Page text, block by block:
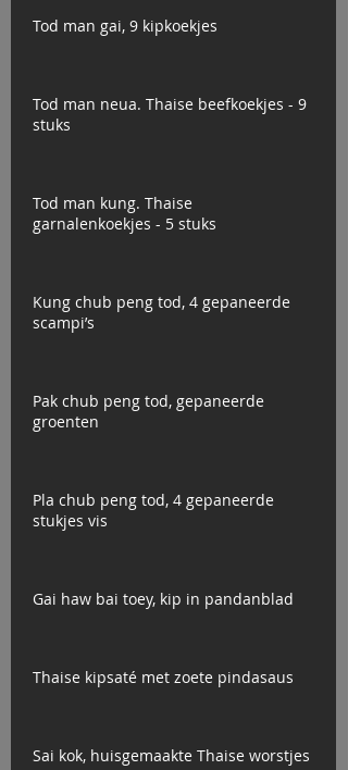
Tod man gai, 9 kipkoekjes
Tod man neua. Thaise beefkoekjes - 9
stuks
Tod man kung. Thaise
garnalenkoekjes - 5 stuks
Kung chub peng tod, 4 gepaneerde
scampi’s
Pak chub peng tod, gepaneerde
groenten
Pla chub peng tod, 4 gepaneerde
stukjes vis
Gai haw bai toey, kip in pandanblad
Thaise kipsaté met zoete pindasaus
Sai kok, huisgemaakte Thaise worstjes